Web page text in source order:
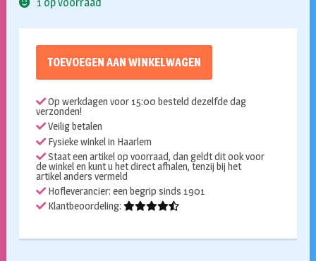
TOEVOEGEN AAN WINKELWAGEN
Op werkdagen voor 15:00 besteld dezelfde dag
verzonden!
Veilig betalen
Fysieke winkel in Haarlem
Staat een artikel op voorraad, dan geldt dit ook voor
de winkel en kunt u het direct afhalen, tenzij bij het
artikel anders vermeld
Hofleverancier: een begrip sinds 1901
Klantbeoordeling: